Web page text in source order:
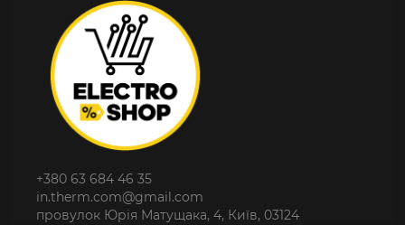
+380 63 684 46 35
in.therm.com@gmail.com
провулок Юрія Матущака, 4, Київ, 03124